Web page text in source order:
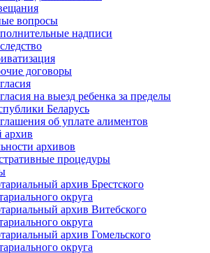
вопросы
надписи
договоры
на выезд ребенка за пределы
Беларусь
об уплате алиментов
архив
архивов
процедуры
архив Брестского
округа
архив Витебского
округа
архив Гомельского
округа